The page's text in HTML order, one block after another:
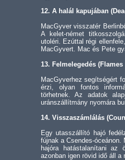
12. A halál kapujában
MacGyver visszatér
A kelet-német
utoléri. Ezúttal régi
MacGyvert. Mac és Pete
13. Felmelegedés (Flames
MacGyverhez segítségért
érzi, olyan fontos
törhetnek. Az adatok
uránszállítmány nyomára
14. Visszaszámlálás
Egy utasszállító hajó
fújnak a Csendes-
hajóra hatástalanítani az
azonban igen rövid idő áll a